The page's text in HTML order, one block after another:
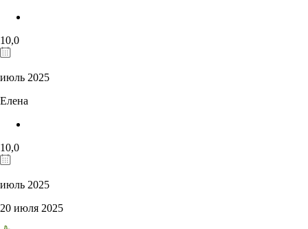
10,0
июль 2025
Елена
10,0
июль 2025
20 июля 2025